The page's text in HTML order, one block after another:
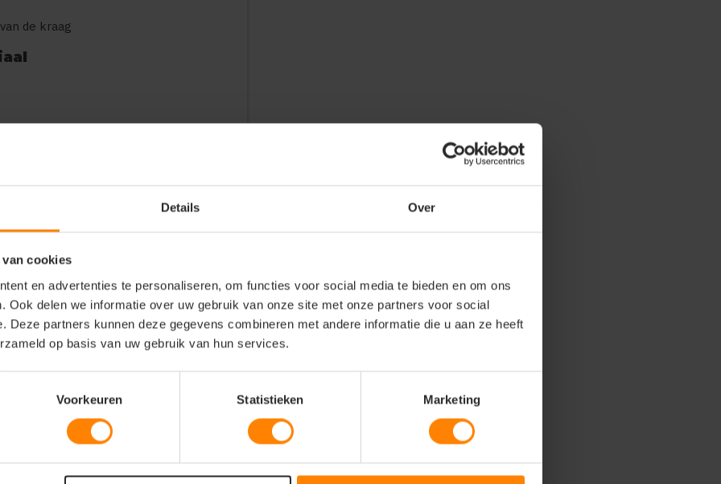
Details Over
van cookies
en advertenties te personaliseren, om functies voor social media te bieden en om ons
Ook delen we informatie over uw gebruik van onze site met onze partners voor social
Deze partners kunnen deze gegevens combineren met andere informatie die u aan ze heeft
op basis van uw gebruik van hun services.
Voorkeuren Statistieken Marketing
de kraag
borstzak
activiteiten